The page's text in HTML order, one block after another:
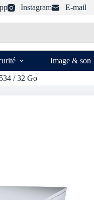
Instagram E-mail
Image & son
/ 32 Go